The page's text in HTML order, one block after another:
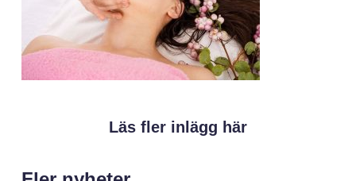
Läs fler inlägg här